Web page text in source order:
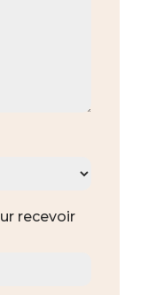
recevoir